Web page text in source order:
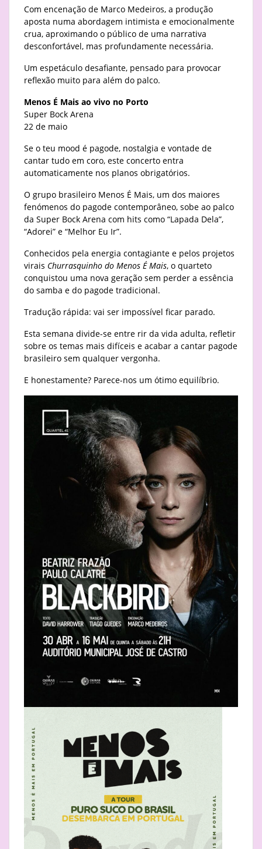
Com encenação de Marco Medeiros, a produção
aposta numa abordagem intimista e emocionalmente
crua, aproximando o público de uma narrativa
desconfortável, mas profundamente necessária.
Um espetáculo desafiante, pensado para provocar
reflexão muito para além do palco.
Menos É Mais ao vivo no Porto
Super Bock Arena
22 de maio
Se o teu mood é pagode, nostalgia e vontade de
cantar tudo em coro, este concerto entra
automaticamente nos planos obrigatórios.
O grupo brasileiro Menos É Mais, um dos maiores
fenómenos do pagode contemporâneo, sobe ao palco
da Super Bock Arena com hits como “Lapada Dela”,
“Adorei” e “Melhor Eu Ir”.
Conhecidos pela energia contagiante e pelos projetos
virais Churrasquinho do Menos É Mais, o quarteto
conquistou uma nova geração sem perder a essência
do samba e do pagode tradicional.
Tradução rápida: vai ser impossível ficar parado.
Esta semana divide-se entre rir da vida adulta, refletir
sobre os temas mais difíceis e acabar a cantar pagode
brasileiro sem qualquer vergonha.
E honestamente? Parece-nos um ótimo equilíbrio.